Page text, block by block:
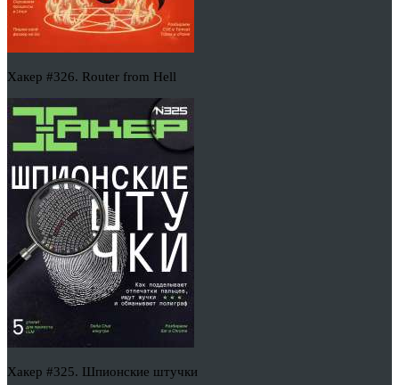
Хакер #326. Router from Hell
Хакер #325. Шпионские штучки